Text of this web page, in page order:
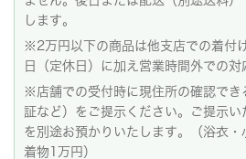
します。
※2万円以下の商品は他支店での着付
日（定休日）に加え営業時間外での対
※店舗での受付時に現住所の確認でき
証など）をご提示ください。ご提示
を別途お預かりいたします。（浴衣
着物1万円）